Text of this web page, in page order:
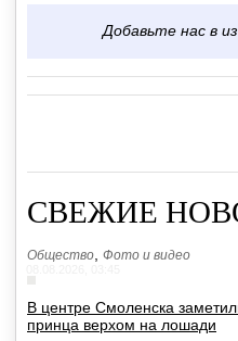
Добавьте нас в
СВЕЖИЕ
Общество Фото и видео
В центре Смоленска
принца верхом на лошади